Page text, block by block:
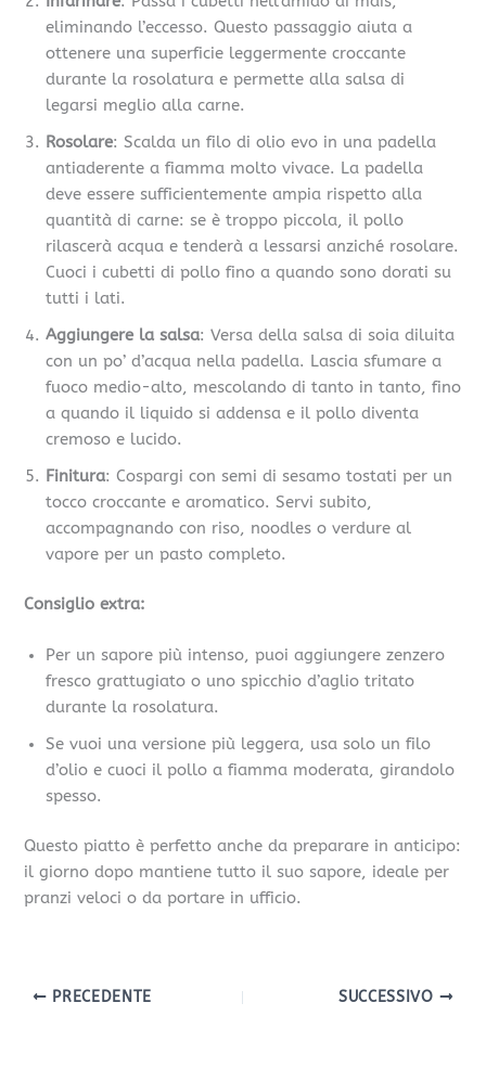
eliminando l’eccesso. Questo passaggio aiuta a
ottenere una superficie leggermente croccante
durante la rosolatura e permette alla salsa di
legarsi meglio alla carne.
Rosolare: Scalda un filo di olio evo in una padella
antiaderente a fiamma molto vivace. La padella
deve essere sufficientemente ampia rispetto alla
quantità di carne: se è troppo piccola, il pollo
rilascerà acqua e tenderà a lessarsi anziché rosolare.
Cuoci i cubetti di pollo fino a quando sono dorati su
tutti i lati.
Aggiungere la salsa: Versa della salsa di soia diluita
con un po’ d’acqua nella padella. Lascia sfumare a
fuoco medio-alto, mescolando di tanto in tanto, fino
a quando il liquido si addensa e il pollo diventa
cremoso e lucido.
Finitura: Cospargi con semi di sesamo tostati per un
tocco croccante e aromatico. Servi subito,
accompagnando con riso, noodles o verdure al
vapore per un pasto completo.
Consiglio extra:
Per un sapore più intenso, puoi aggiungere zenzero
fresco grattugiato o uno spicchio d’aglio tritato
durante la rosolatura.
Se vuoi una versione più leggera, usa solo un filo
d’olio e cuoci il pollo a fiamma moderata, girandolo
spesso.
Questo piatto è perfetto anche da preparare in anticipo:
il giorno dopo mantiene tutto il suo sapore, ideale per
pranzi veloci o da portare in ufficio.
PRECEDENTE SUCCESSIVO